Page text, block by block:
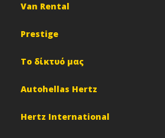
Van Rental
Prestige
Το δίκτυό μας
Autohellas Hertz
Hertz International